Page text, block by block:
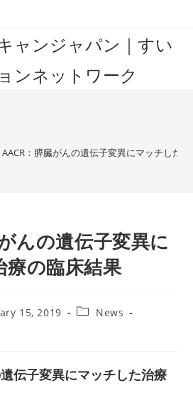
ャンジャパン｜すい
ンネットワーク
AACR：膵臓がんの遺伝子変異にマッチした
んの遺伝子変異に
の臨床結果
15, 2019
PostNews
伝子変異にマッチした治療